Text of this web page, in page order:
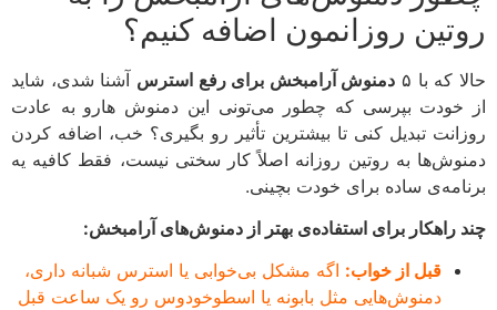
روزانمون اضافه کنیم؟
که با ۵ دمنوش آرامبخش برای رفع استرسآشنا شدی، شاید
بپرسی که چطور می‌تونی این دمنوش‌ هارو به عادت
تبدیل کنی تا بیشترین تأثیر رو بگیری؟ خب، اضافه کردن
به روتین روزانه اصلاً کار سختی نیست، فقط کافیه یه
ساده برای خودت بچینی.
راهکار برای استفاده‌ی بهتر از دمنوش‌های آرامبخش:
قبل از خواب:اگه مشکل بی‌خوابی یا استرس شبانه داری،
دمنوش‌هایی مثل بابونه یا اسطوخودوس رو یک ساعت قبل